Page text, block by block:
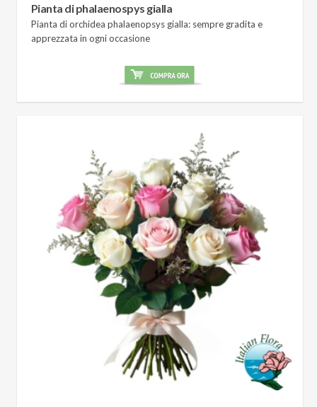
Pianta di phalaenospys gialla
Pianta di orchidea phalaenopsys gialla: sempre gradita e
apprezzata in ogni occasione